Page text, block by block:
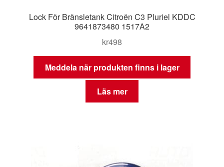
Lock För Bränsletank Citroën C3 Pluriel KDDC
9641873480 1517A2
kr498
Meddela när produkten finns i lager
Läs mer